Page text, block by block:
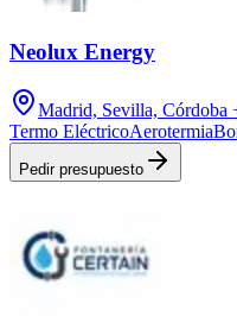
Neolux Energy
Madrid, Sevilla, Córdoba
Termo EléctricoAerotermia
Pedir presupuesto